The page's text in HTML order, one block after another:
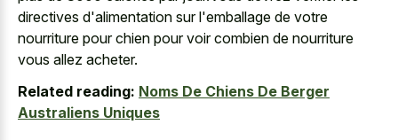
directives d'alimentation sur l'emballage de votre
nourriture pour chien pour voir combien de nourriture
vous allez acheter.
Related reading: Noms De Chiens De Berger
Australiens Uniques